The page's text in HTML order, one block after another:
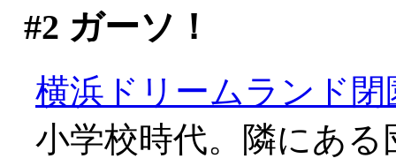
#2 ガーソ！
横浜ドリームランド閉
小学校時代。隣にあ